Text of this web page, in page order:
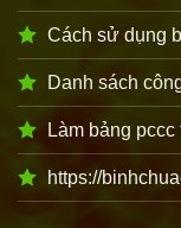
Cách sử dụng
Danh sách
Làm bảng
https://